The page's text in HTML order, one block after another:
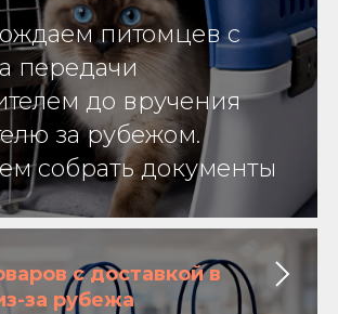
питомцев с
передачи
до вручения
за рубежом.
собрать документы
с доставкой в
за рубежа